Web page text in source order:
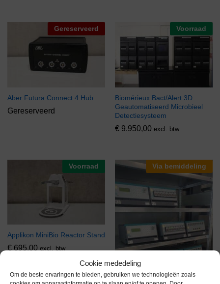
Cookie mededeling
Om de beste ervaringen te bieden, gebruiken we technologieën zoals
Gereserveerd
Aber Futura Connect 4 Hub
Gereserveerd
Voorraad
Biomérieux Bact/Alert 3D
Geautomatiseerd Microbieel
Detectiesysteem
€ 9.950,00 excl. btw
Voorraad
Applikon MiniBio Reactor Stand
€ 695,00 excl. btw
Via bemiddeling